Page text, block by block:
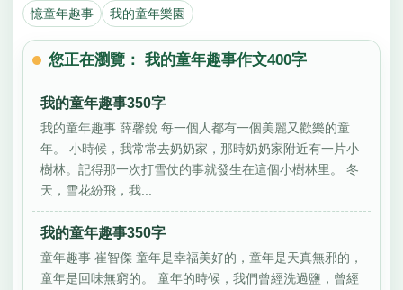
憶童年趣事
我的童年樂園
您正在瀏覽： 我的童年趣事作文400字
我的童年趣事350字
我的童年趣事 薛馨銳 每一個人都有一個美麗又歡樂的童
年。 小時候，我常常去奶奶家，那時奶奶家附近有一片小
樹林。記得那一次打雪仗的事就發生在這個小樹林里。 冬
天，雪花紛飛，我...
我的童年趣事350字
童年趣事 崔智傑 童年是幸福美好的，童年是天真無邪的，
童年是回味無窮的。 童年的時候，我們曾經洗過鹽，曾經